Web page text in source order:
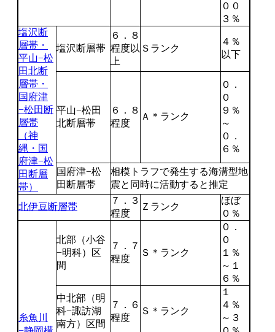
００
３％
塩沢断
層帯・
平山−松
田北断
層帯・
国府津
−松田断
層帯
（神
縄・国
府津−松
田断層
帯）
塩沢断層帯
６．８
程度以
上
Ｓランク
４％
以下
平山−松田
北断層帯
６．８
程度
Ａ＊ランク
０．
０
９％
～
０．
６％
国府津−松
田断層帯
相模トラフで発生する海溝型地
震と同時に活動すると推定
北伊豆断層帯
７．３
程度
Ｚランク
ほぼ
０％
糸魚川
北部（小谷
−明科）区
間
７．７
程度
Ｓ＊ランク
０．
０
１％
～１
６％
中北部（明
科−諏訪湖
南方）区間
７．６
程度
Ｓ＊ランク
１
４％
～３